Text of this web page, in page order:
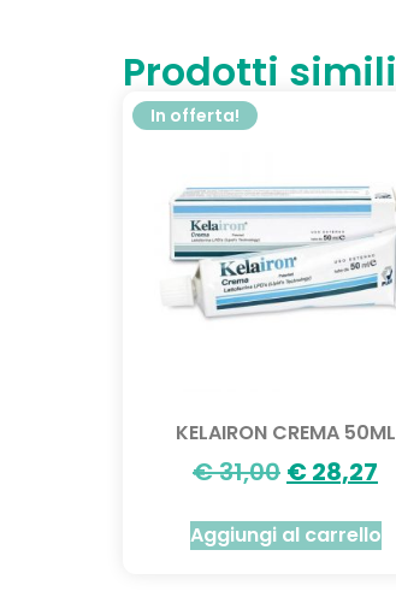
Prodotti simili
In offerta!
KELAIRON CREMA 50ML
€31,00 €28,27
Aggiungi al carrello